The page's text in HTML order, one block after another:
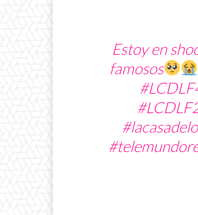
Estoy en
famosos